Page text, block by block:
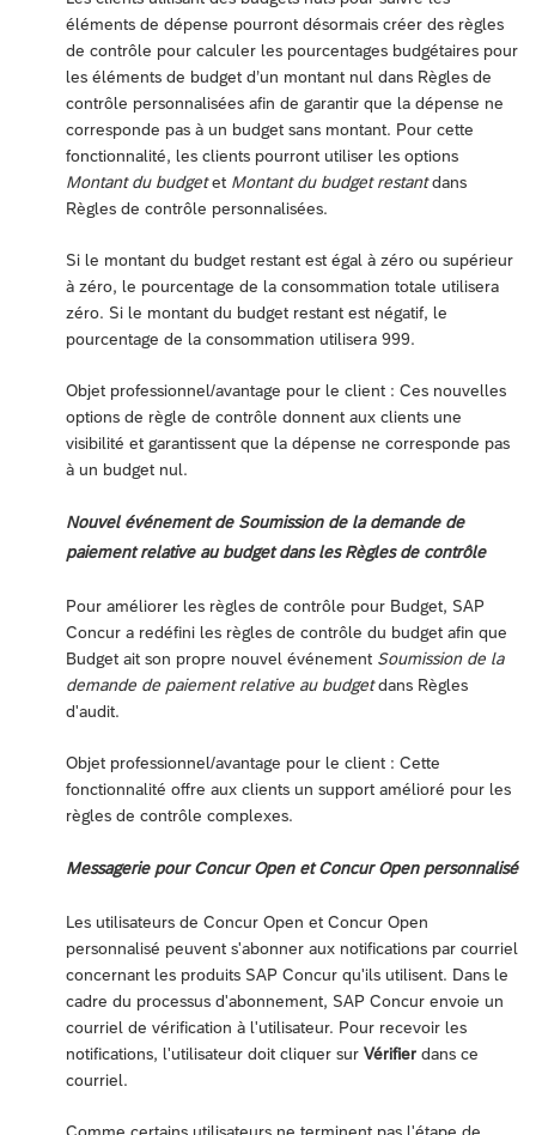
éléments de dépense pourront désormais créer des règles
de contrôle pour calculer les pourcentages budgétaires pour
les éléments de budget d’un montant nul dans Règles de
contrôle personnalisées afin de garantir que la dépense ne
corresponde pas à un budget sans montant. Pour cette
fonctionnalité, les clients pourront utiliser les options
Montant du budgetet Montant du budget restantdans
Règles de contrôle personnalisées.
Si le montant du budget restant est égal à zéro ou supérieur
à zéro, le pourcentage de la consommation totale utilisera
zéro. Si le montant du budget restant est négatif, le
pourcentage de la consommation utilisera 999.
Objet professionnel/avantage pour le client : Ces nouvelles
options de règle de contrôle donnent aux clients une
visibilité et garantissent que la dépense ne corresponde pas
à un budget nul.
Nouvel événement de Soumission de la demande de
paiement relative au budget dans les Règles de contrôle
Pour améliorer les règles de contrôle pour Budget, SAP
Concur a redéfini les règles de contrôle du budget afin que
Budget ait son propre nouvel événement Soumission de la
demande de paiement relative au budgetdans Règles
d'audit.
Objet professionnel/avantage pour le client : Cette
fonctionnalité offre aux clients un support amélioré pour les
règles de contrôle complexes.
Messagerie pour Concur Open et Concur Open personnalisé
Les utilisateurs de Concur Open et Concur Open
personnalisé peuvent s'abonner aux notifications par courriel
concernant les produits SAP Concur qu'ils utilisent. Dans le
cadre du processus d'abonnement, SAP Concur envoie un
courriel de vérification à l'utilisateur. Pour recevoir les
notifications, l'utilisateur doit cliquer sur Vérifier dans ce
courriel.
Comme certains utilisateurs ne terminent pas l'étape de